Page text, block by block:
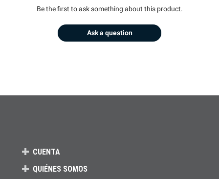
Be the first to ask something about this product.
Ask a question
CUENTA
QUIÉNES SOMOS